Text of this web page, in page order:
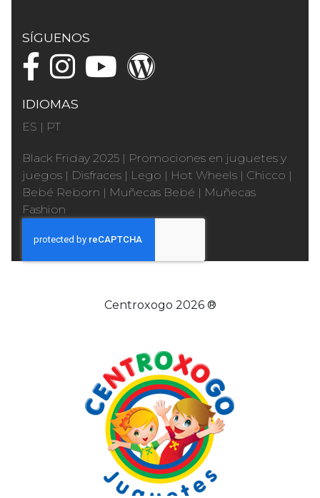
SÍGUENOS
IDIOMAS
ES | PT
Black Friday 2025 | Promociones en juguetes y
juegos | Disfraces | Lego | Hot Wheels | Chicco |
Bebé Reborn | Muñecas Bebé | Muñecas
Fashion
Centroxogo 2026 ®